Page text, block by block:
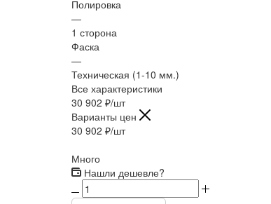
Полировка
—
1 сторона
Фаска
—
Техническая (1-10 мм.)
Все характеристики
30 902 ₽/шт
Варианты цен
30 902 ₽/шт
Много
Нашли дешевле?